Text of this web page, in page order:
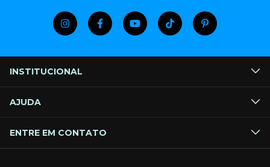
INSTITUCIONAL
AJUDA
ENTRE EM CONTATO